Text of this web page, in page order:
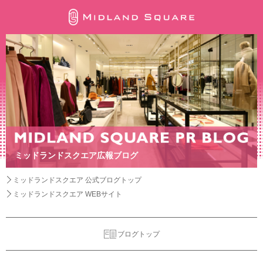
ミッドランドスクエア広報ブログ
ミッドランドスクエア 公式ブログトップ
ミッドランドスクエア WEBサイト
ブログトップ